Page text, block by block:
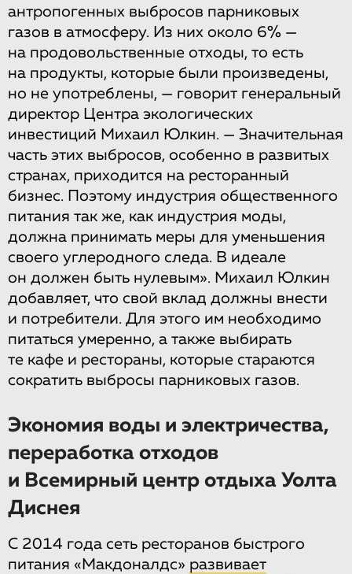
антропогенных выбросов парниковых
газов в атмосферу. Из них около 6% —
на продовольственные отходы, то есть
на продукты, которые были произведены,
но не употреблены, — говорит генеральный
директор Центра экологических
инвестиций Михаил Юлкин. — Значительная
часть этих выбросов, особенно в развитых
странах, приходится на ресторанный
бизнес. Поэтому индустрия общественного
питания так же, как индустрия моды,
должна принимать меры для уменьшения
своего углеродного следа. В идеале
он должен быть нулевым». Михаил Юлкин
добавляет, что свой вклад должны внести
и потребители. Для этого им необходимо
питаться умеренно, а также выбирать
те кафе и рестораны, которые стараются
сократить выбросы парниковых газов.
Экономия воды и электричества,
переработка отходов
и Всемирный центр отдыха Уолта
Диснея
С 2014 года сеть ресторанов быстрого
питания «Макдоналдс» развивает